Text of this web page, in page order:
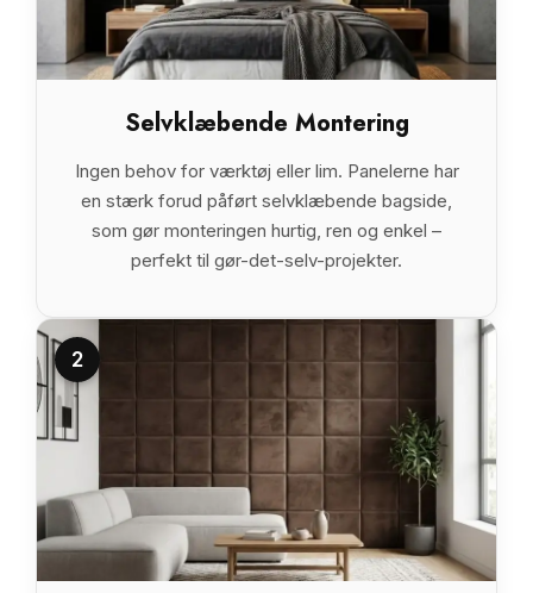
Selvklæbende Montering
Ingen behov for værktøj eller lim. Panelerne har
en stærk forud påført selvklæbende bagside,
som gør monteringen hurtig, ren og enkel –
perfekt til gør-det-selv-projekter.
2